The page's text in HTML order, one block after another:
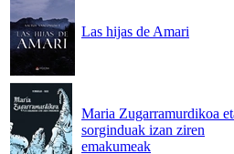
Las hijas de Amari
Maria Zugarramurdikoa
sorginduak izan ziren
emakumeak